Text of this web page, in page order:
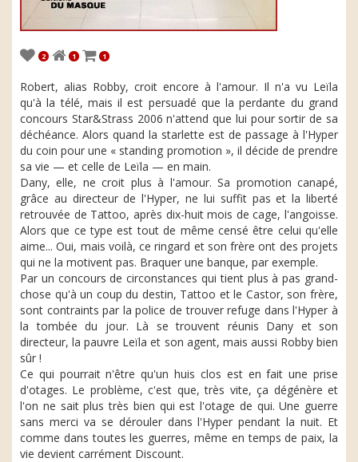
2 1 1
Robert, alias Robby, croit encore à l'amour. Il n'a vu Leïla
qu'à la télé, mais il est persuadé que la perdante du grand
concours Star&Strass 2006 n'attend que lui pour sortir de sa
déchéance. Alors quand la starlette est de passage à l'Hyper
du coin pour une « standing promotion », il décide de prendre
sa vie — et celle de Leïla — en main.
Dany, elle, ne croit plus à l'amour. Sa promotion canapé,
grâce au directeur de l'Hyper, ne lui suffit pas et la liberté
retrouvée de Tattoo, après dix-huit mois de cage, l'angoisse.
Alors que ce type est tout de même censé être celui qu'elle
aime... Oui, mais voilà, ce ringard et son frère ont des projets
qui ne la motivent pas. Braquer une banque, par exemple.
Par un concours de circonstances qui tient plus à pas grand-
chose qu'à un coup du destin, Tattoo et le Castor, son frère,
sont contraints par la police de trouver refuge dans l'Hyper à
la tombée du jour. Là se trouvent réunis Dany et son
directeur, la pauvre Leïla et son agent, mais aussi Robby bien
sûr !
Ce qui pourrait n'être qu'un huis clos est en fait une prise
d'otages. Le problème, c'est que, très vite, ça dégénère et
l'on ne sait plus très bien qui est l'otage de qui. Une guerre
sans merci va se dérouler dans l'Hyper pendant la nuit. Et
comme dans toutes les guerres, même en temps de paix, la
vie devient carrément Discount.